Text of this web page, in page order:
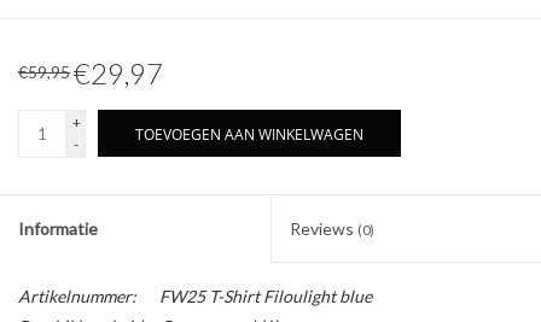
€59,95€29,97
+
-
TOEVOEGEN AAN WINKELWAGEN
Informatie Reviews (0)
Artikelnummer:
FW25 T-Shirt Filoulight blue